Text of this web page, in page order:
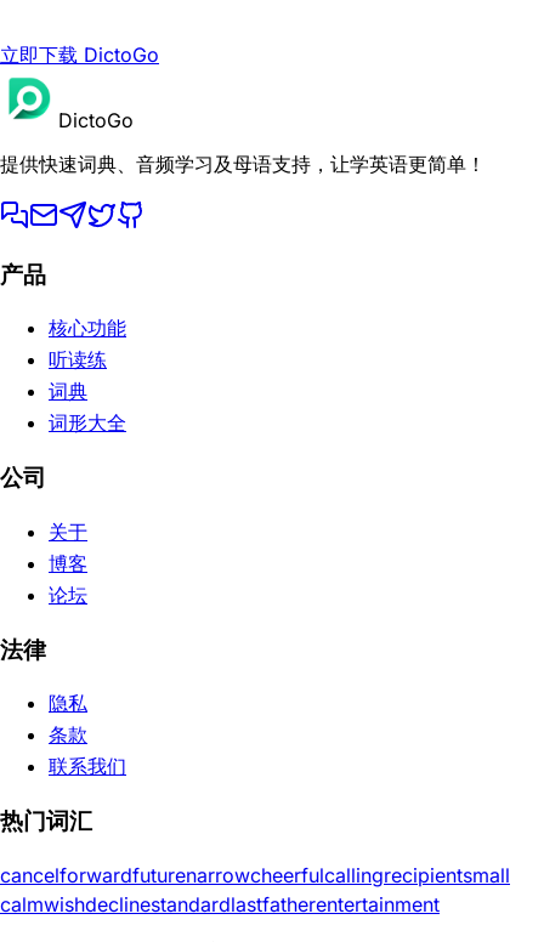
立即下载 DictoGo
DictoGo
提供快速词典、音频学习及母语支持，让学英语更简单！
产品
核心功能
听读练
词典
词形大全
公司
关于
博客
论坛
法律
隐私
条款
联系我们
热门词汇
cancelforwardfuturenarrowcheerfulcallingrecipientsmall
calmwishdeclinestandardlastfatherentertainment